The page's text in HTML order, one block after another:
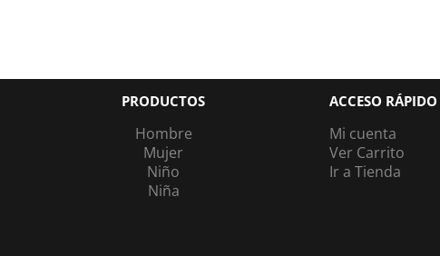
PRODUCTOS
Hombre
Mujer
Niño
Niña
ACCESO RÁPIDO
Mi cuenta
Ver Carrito
Ir a Tienda